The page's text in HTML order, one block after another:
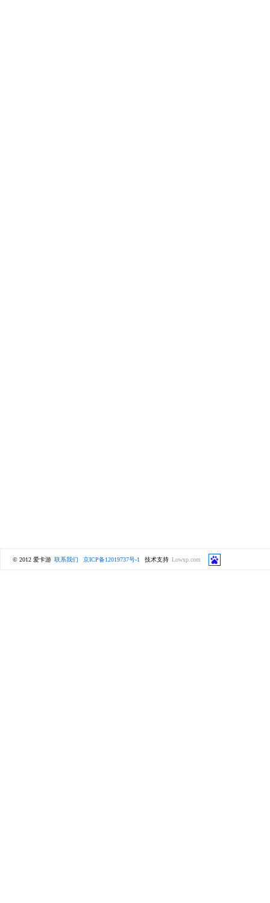
© 2012 爱卡游 联系我们 京ICP备12019737号-1 技术支持 Lowxp.com